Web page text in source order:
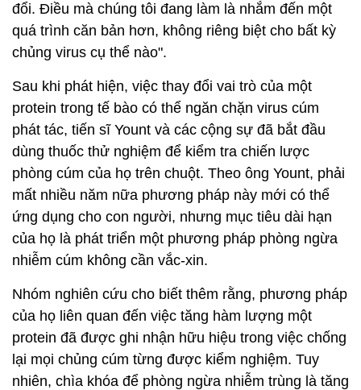
đổi. Điều mà chúng tôi đang làm là nhắm đến một
quá trình căn bản hơn, không riêng biệt cho bất kỳ
chủng virus cụ thể nào".
Sau khi phát hiện, việc thay đổi vai trò của một
protein trong tế bào có thể ngăn chặn virus cúm
phát tác, tiến sĩ Yount và các cộng sự đã bắt đầu
dùng thuốc thử nghiệm để kiểm tra chiến lược
phòng cúm của họ trên chuột. Theo ông Yount, phải
mất nhiều năm nữa phương pháp này mới có thể
ứng dụng cho con người, nhưng mục tiêu dài hạn
của họ là phát triển một phương pháp phòng ngừa
nhiễm cúm không cần vắc-xin.
Nhóm nghiên cứu cho biết thêm rằng, phương pháp
của họ liên quan đến việc tăng hàm lượng một
protein đã được ghi nhận hữu hiệu trong việc chống
lại mọi chủng cúm từng được kiểm nghiệm. Tuy
nhiên, chìa khóa để phòng ngừa nhiễm trùng là tăng